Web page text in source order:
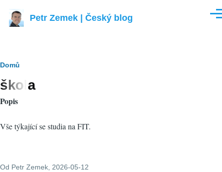
Petr Zemek | Český blog
Drobečková
navigace
Domů
škola
Popis
Vše týkající se studia na FIT.
Od Petr Zemek , 2026-05-12